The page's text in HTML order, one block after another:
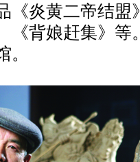
《炎黄二帝结盟
《背娘赶集》等